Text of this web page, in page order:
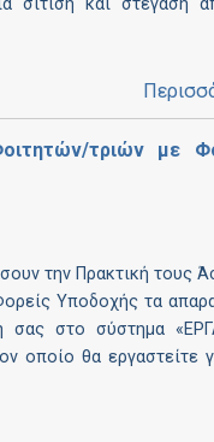
τριών με
την Πρακτική τους
Υποδοχής τα
σας στο σύστημα
οποίο θα εργαστείτε